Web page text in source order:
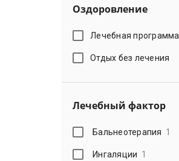
Оздоровление
Лечебная программа
Отдых без лечения
Лечебный фактор
Бальнеотерапия 1
Ингаляции 1